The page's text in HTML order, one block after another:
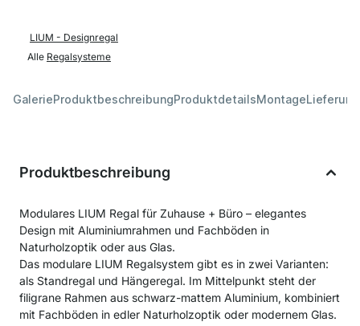
LIUM - Designregal
Alle Regalsysteme
GalerieProduktbeschreibungProduktdetailsMontage
Produktbeschreibung
Modulares LIUM Regal für Zuhause + Büro – elegantes
Design mit Aluminiumrahmen und Fachböden in
Naturholzoptik oder aus Glas.
Das modulare LIUM Regalsystem gibt es in zwei Varianten:
als Standregal und Hängeregal. Im Mittelpunkt steht der
filigrane Rahmen aus schwarz-mattem Aluminium, kombiniert
mit Fachböden in edler Naturholzoptik oder modernem Glas.